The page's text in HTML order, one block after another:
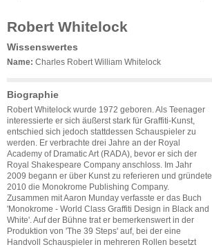
Robert Whitelock
Wissenswertes
Name: Charles Robert William Whitelock
Biographie
Robert Whitelock wurde 1972 geboren. Als Teenager
interessierte er sich äußerst stark für Graffiti-Kunst,
entschied sich jedoch stattdessen Schauspieler zu
werden. Er verbrachte drei Jahre an der Royal
Academy of Dramatic Art (RADA), bevor er sich der
Royal Shakespeare Company anschloss. Im Jahr
2009 begann er über Kunst zu referieren und gründete
2010 die Monokrome Publishing Company.
Zusammen mit Aaron Munday verfasste er das Buch
'Monokrome - World Class Graffiti Design in Black and
White'. Auf der Bühne trat er bemerkenswert in der
Produktion von 'The 39 Steps' auf, bei der eine
Handvoll Schauspieler in mehreren Rollen besetzt